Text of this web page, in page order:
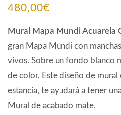
480,00€
Mural Mapa Mundi Acuarela
gran Mapa Mundi con
vivos. Sobre un fondo blanco
de color. Este diseño de
estancia, te ayudará a tener
Mural de acabado mate.